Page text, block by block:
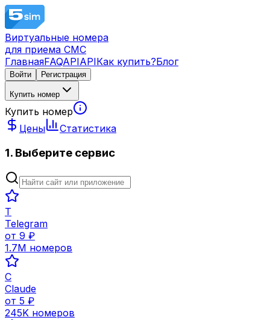
Виртуальные номера
для приема СМС
ГлавнаяFAQAPIAPIКак купить?Блог
Войти Регистрация
Купить номер
Купить номер
Цены
Статистика
1. Выберите сервис
T
Telegram
от 9 ₽
1.7M номеров
C
Claude
от 5 ₽
245K номеров